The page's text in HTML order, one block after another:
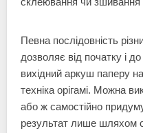
Певна послідовність
дозволяє від початку і
вихідний аркуш паперу
техніка орігамі. Можна
або ж самостійно
результат лише шляхом